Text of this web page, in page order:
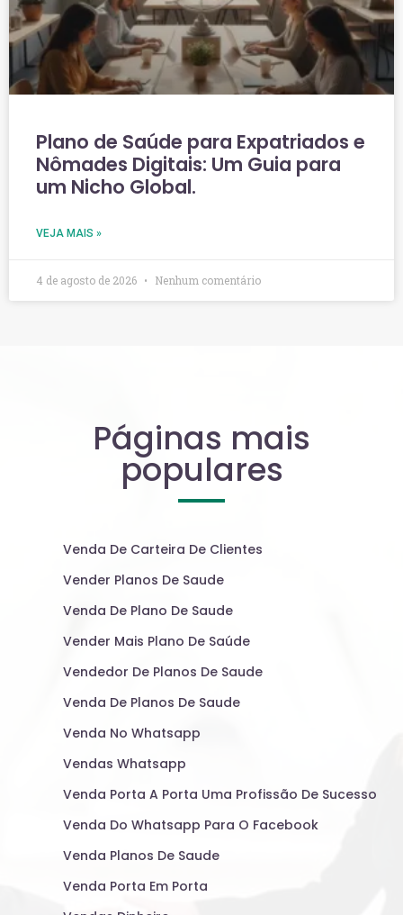
Plano de Saúde para Expatriados e
Nômades Digitais: Um Guia para
um Nicho Global.
VEJA MAIS »
4 de agosto de 2026 Nenhum comentário
Páginas mais
populares
Venda De Carteira De Clientes
Vender Planos De Saude
Venda De Plano De Saude
Vender Mais Plano De Saúde
Vendedor De Planos De Saude
Venda De Planos De Saude
Venda No Whatsapp
Vendas Whatsapp
Venda Porta A Porta Uma Profissão De Sucesso
Venda Do Whatsapp Para O Facebook
Venda Planos De Saude
Venda Porta Em Porta